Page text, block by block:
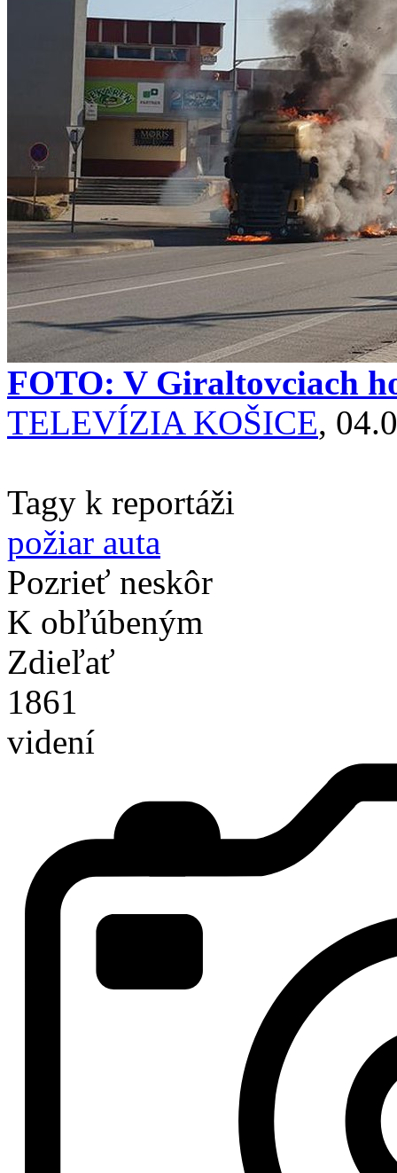
FOTO: V Giraltovciach
TELEVÍZIA KOŠICE,
Tagy k reportáži
požiar auta
Pozrieť neskôr
K obľúbeným
Zdieľať
1861
videní